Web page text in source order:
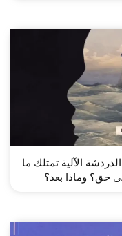
الآلية تمتلك ما
حق؟ وماذا بعد؟